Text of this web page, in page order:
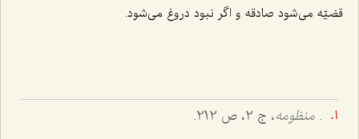
قضیّه می‌شود صادقه و اگر نبود دروغ می‌شود.
. منظومه، ج 2، ص 212.